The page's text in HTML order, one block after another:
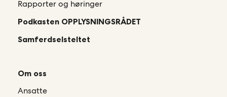
Rapporter og høringer
Podkasten OPPLYSNINGSRÅDET
Samferdselsteltet
Om oss
Ansatte